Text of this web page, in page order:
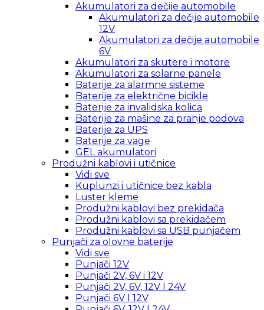
Akumulatori za dečije automobile
Akumulatori za dečije automobile
12V
Akumulatori za dečije automobile
6V
Akumulatori za skutere i motore
Akumulatori za solarne panele
Baterije za alarmne sisteme
Baterije za električne bicikle
Baterije za invalidska kolica
Baterije za mašine za pranje podova
Baterije za UPS
Baterije za vage
GEL akumulatori
Produžni kablovi i utičnice
Vidi sve
Kuplunzi i utičnice bez kabla
Luster kleme
Produžni kablovi bez prekidača
Produžni kablovi sa prekidačem
Produžni kablovi sa USB punjačem
Punjači za olovne baterije
Vidi sve
Punjači 12V
Punjači 2V, 6V i 12V
Punjači 2V, 6V, 12V I 24V
Punjači 6V I 12V